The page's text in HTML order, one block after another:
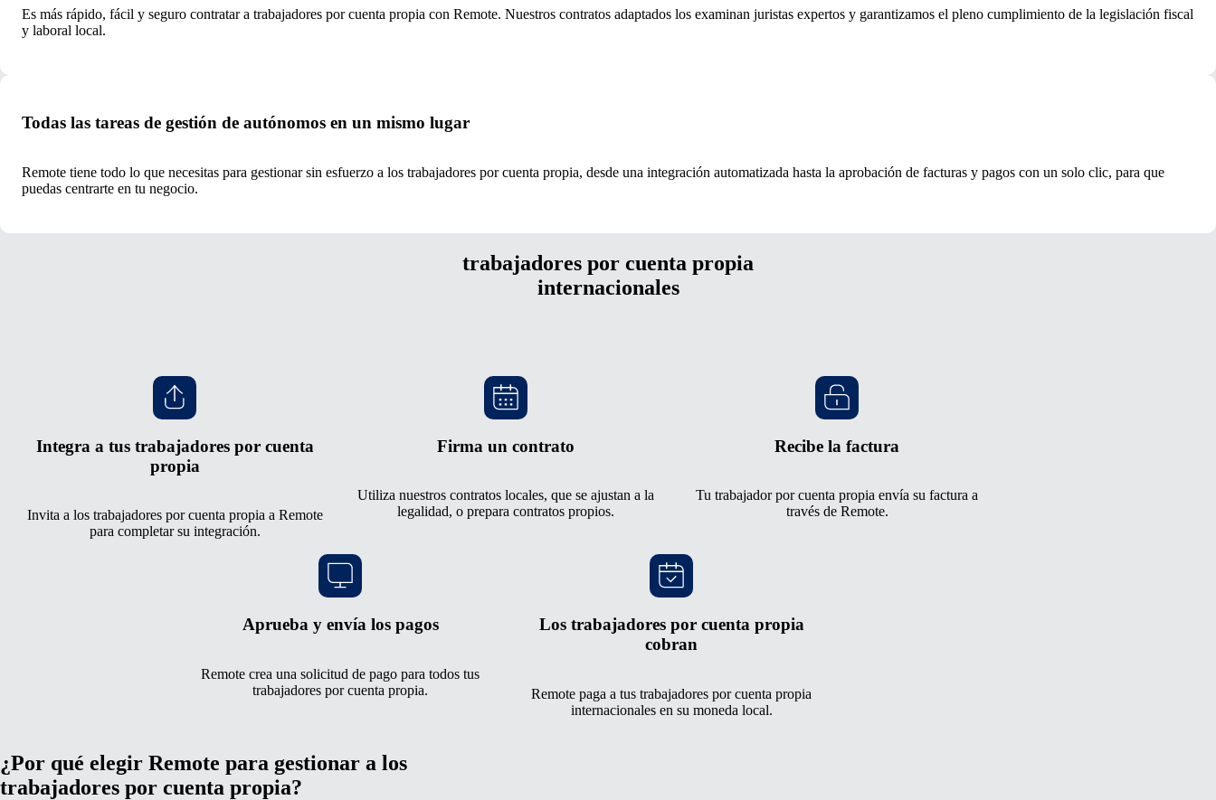
Es más rápido, fácil y seguro contratar a trabajadores por cuenta propia con Remote. Nuestros contratos adaptados los examinan juristas expertos y garantizamos el pleno cumplimiento de la legislación fiscal
y laboral local.
Todas las tareas de gestión de autónomos en un mismo lugar
Remote tiene todo lo que necesitas para gestionar sin esfuerzo a los trabajadores por cuenta propia, desde una integración automatizada hasta la aprobación de facturas y pagos con un solo clic, para que
puedas centrarte en tu negocio.
trabajadores por cuenta propia
internacionales
Integra a tus trabajadores por cuenta
propia
Invita a los trabajadores por cuenta propia a Remote
para completar su integración.
Firma un contrato
Utiliza nuestros contratos locales, que se ajustan a la
legalidad, o prepara contratos propios.
Recibe la factura
Tu trabajador por cuenta propia envía su factura a
través de Remote.
Aprueba y envía los pagos
Remote crea una solicitud de pago para todos tus
trabajadores por cuenta propia.
Los trabajadores por cuenta propia
cobran
Remote paga a tus trabajadores por cuenta propia
internacionales en su moneda local.
¿Por qué elegir Remote para gestionar a los
trabajadores por cuenta propia?